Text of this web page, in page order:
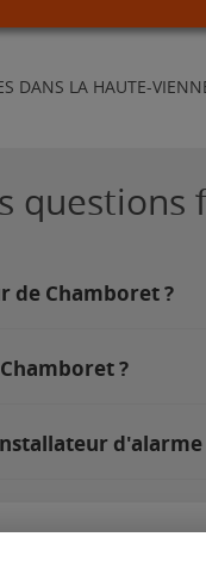
DANS LA HAUTE-
questions
de Chamboret ?
?
d'alarme